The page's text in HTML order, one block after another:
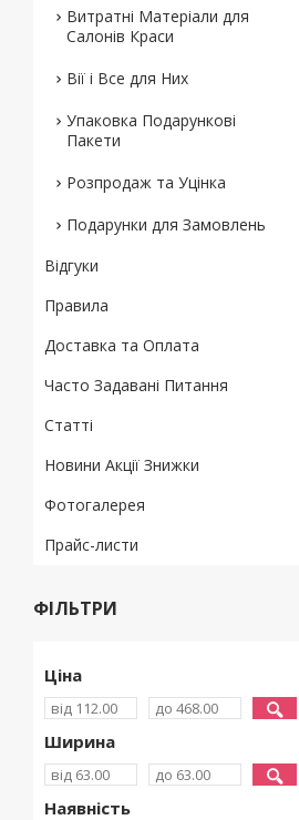
Витратні Матеріали для
Салонів Краси
Вії і Все для Них
Упаковка Подарункові
Пакети
Розпродаж та Уцінка
Подарунки для Замовлень
Відгуки
Правила
Доставка та Оплата
Часто Задавані Питання
Статті
Новини Акції Знижки
Фотогалерея
Прайс-листи
ФІЛЬТРИ
Ціна
Ширина
Наявність